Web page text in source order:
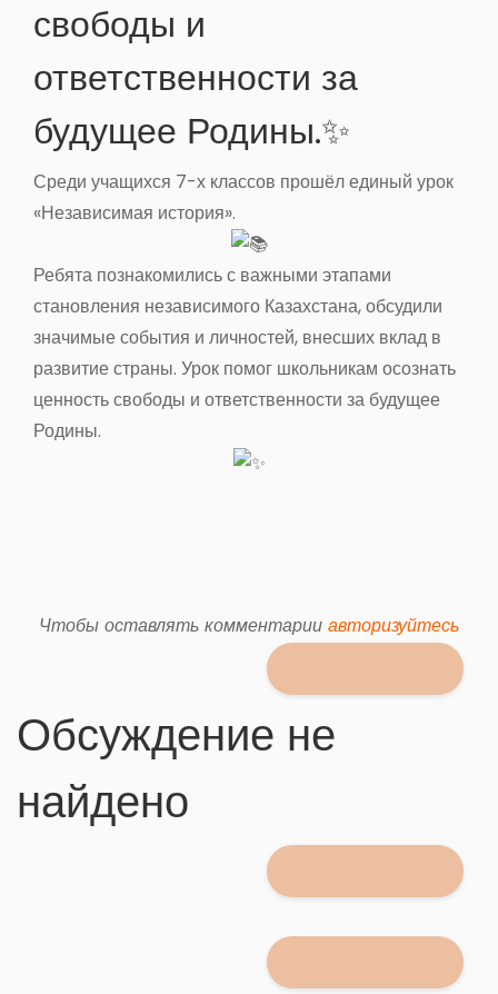
свободы и
ответственности за
будущее Родины.✨
Среди учащихся 7-х классов прошёл единый урок
«Независимая история».
Ребята познакомились с важными этапами
становления независимого Казахстана, обсудили
значимые события и личностей, внесших вклад в
развитие страны. Урок помог школьникам осознать
ценность свободы и ответственности за будущее
Родины.
Чтобы оставлять комментарии авторизуйтесь
Обсуждение не
найдено